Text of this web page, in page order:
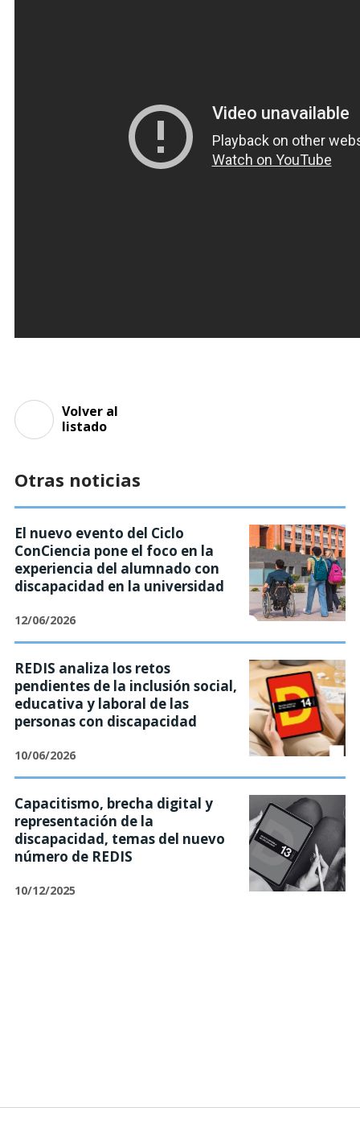
Volver al
listado
Otras noticias
El nuevo evento del Ciclo
ConCiencia pone el foco en la
experiencia del alumnado con
discapacidad en la universidad
12/06/2026
REDIS analiza los retos
pendientes de la inclusión social,
educativa y laboral de las
personas con discapacidad
10/06/2026
Capacitismo, brecha digital y
representación de la
discapacidad, temas del nuevo
número de REDIS
10/12/2025